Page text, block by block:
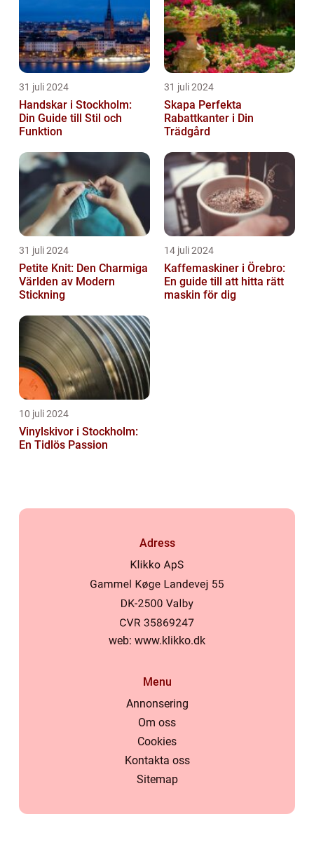
31 juli 2024
Handskar i Stockholm:
Din Guide till Stil och
Funktion
31 juli 2024
Skapa Perfekta
Rabattkanter i Din
Trädgård
31 juli 2024
Petite Knit: Den Charmiga
Världen av Modern
Stickning
14 juli 2024
Kaffemaskiner i Örebro:
En guide till att hitta rätt
maskin för dig
10 juli 2024
Vinylskivor i Stockholm:
En Tidlös Passion
Adress
web: www.klikko.dk
Menu
Annonsering
Om oss
Cookies
Kontakta oss
Sitemap